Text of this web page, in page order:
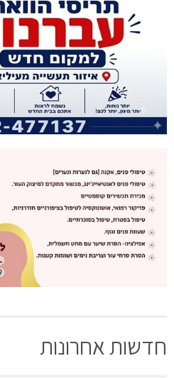
חדשות אחרונות